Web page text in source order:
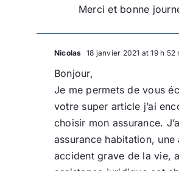
Merci et bonne
Nicolas 18 janvier 2021 at 19 h 52
Bonjour,
Je me permets de vous
votre super article j’ai
choisir mon assurance.
assurance habitation, une
accident grave de la vie,